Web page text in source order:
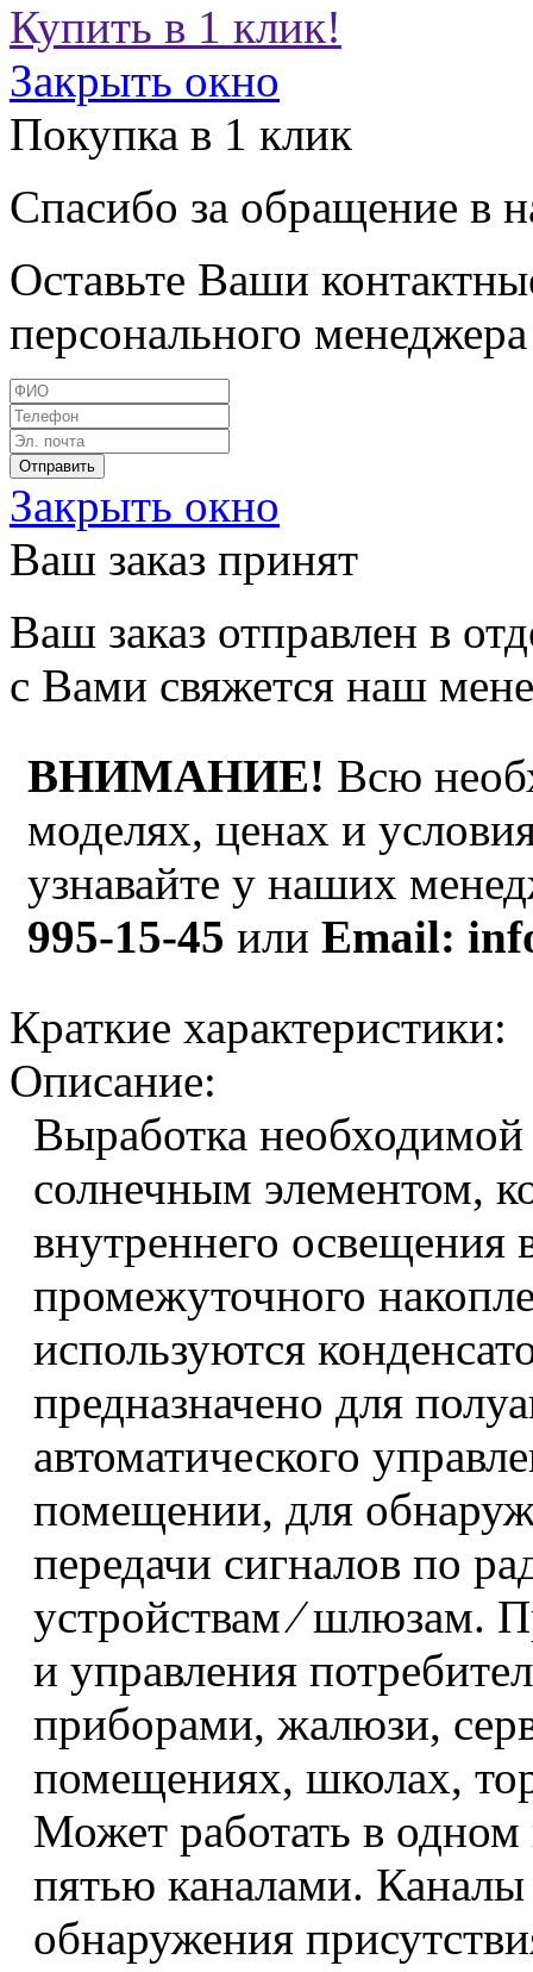
Купить в 1 клик!
Закрыть окно
Покупка в 1 клик
Спасибо за обращение в
Оставьте Ваши
персонального
Закрыть окно
Ваш заказ принят
Ваш заказ отправлен в
с Вами свяжется наш
ВНИМАНИЕ! Всю
моделях, ценах и
узнавайте у наших
995-15-45 или Email:
Краткие характеристики:
Описание:
Выработка необходимой
солнечным элементом,
внутреннего
промежуточного
используются
предназначено для
автоматического
помещении, для
передачи сигналов по
устройствам ⁄ шлюзам.
и управления
приборами, жалюзи,
помещениях, школах,
Может работать в
пятью каналами.
обнаружения